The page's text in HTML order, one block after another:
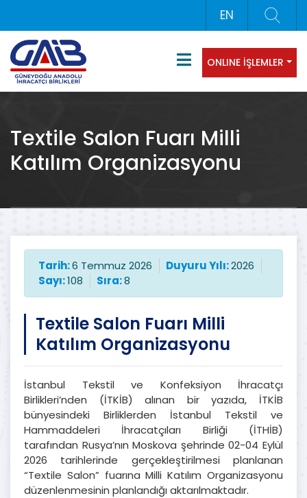
EN
ONLINE İŞLEMLER
Textile Salon Fuarı Milli
Katılım Organizasyonu
Tarih:6 Temmuz 2026 Duyuru Yılı:2026
Sayı:108 Sıra:8
Textile Salon Fuarı Milli
Katılım Organizasyonu
İstanbul Tekstil ve Konfeksiyon İhracatçı
Birlikleri’nden (İTKİB) alınan bir yazıda, İTKİB
bünyesindeki Birliklerden İstanbul Tekstil ve
Hammaddeleri İhracatçıları Birliği (İTHİB)
tarafından Rusya’nın Moskova şehrinde 02-04 Eylül
2026 tarihlerinde gerçekleştirilmesi planlanan
“Textile Salon” fuarına Milli Katılım Organizasyonu
düzenlenmesinin planlandığı aktarılmaktadır.